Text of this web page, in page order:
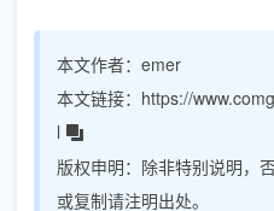
本文作者： emer
本文链接： https://
l
版权申明： 除非特别说明，
或复制请注明出处。